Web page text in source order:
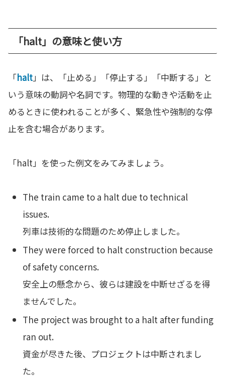
「halt」の意味と使い方
「halt」は、「止める」「停止する」「中断する」と
いう意味の動詞や名詞です。物理的な動きや活動を止
めるときに使われることが多く、緊急性や強制的な停
止を含む場合があります。
「halt」を使った例文をみてみましょう。
The train came to a halt due to technical
issues.
列車は技術的な問題のため停止しました。
They were forced to halt construction because
of safety concerns.
安全上の懸念から、彼らは建設を中断せざるを得
ませんでした。
The project was brought to a halt after funding
ran out.
資金が尽きた後、プロジェクトは中断されまし
た。